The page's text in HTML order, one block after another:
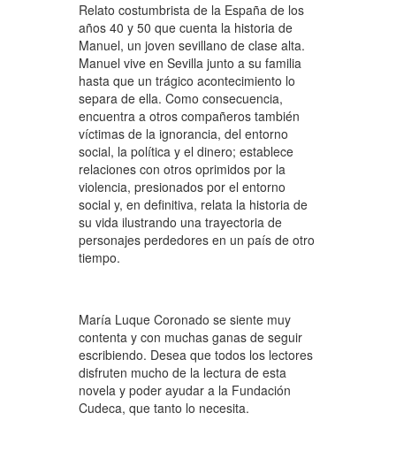
Relato costumbrista de la España de los
años 40 y 50 que cuenta la historia de
Manuel, un joven sevillano de clase alta.
Manuel vive en Sevilla junto a su familia
hasta que un trágico acontecimiento lo
separa de ella. Como consecuencia,
encuentra a otros compañeros también
víctimas de la ignorancia, del entorno
social, la política y el dinero; establece
relaciones con otros oprimidos por la
violencia, presionados por el entorno
social y, en definitiva, relata la historia de
su vida ilustrando una trayectoria de
personajes perdedores en un país de otro
tiempo.
María Luque Coronado se siente muy
contenta y con muchas ganas de seguir
escribiendo. Desea que todos los lectores
disfruten mucho de la lectura de esta
novela y poder ayudar a la Fundación
Cudeca, que tanto lo necesita.